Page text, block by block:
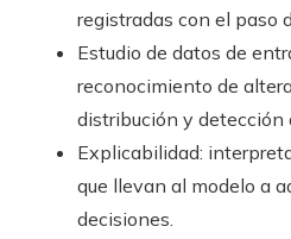
registradas con el paso
Estudio de datos de
reconocimiento de
distribución y detección
Explicabilidad:
que llevan al modelo a
decisiones.